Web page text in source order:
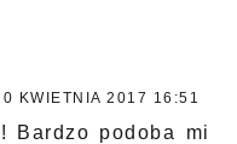
KWIETNIA 2017 16:51
Bardzo podoba mi